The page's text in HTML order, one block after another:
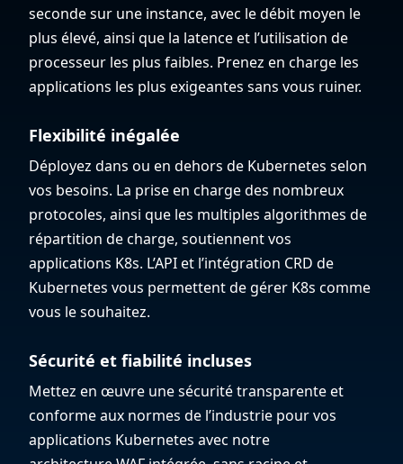
seconde sur une instance, avec le débit moyen le
plus élevé, ainsi que la latence et l’utilisation de
processeur les plus faibles. Prenez en charge les
applications les plus exigeantes sans vous ruiner.
Flexibilité inégalée
Déployez dans ou en dehors de Kubernetes selon
vos besoins. La prise en charge des nombreux
protocoles, ainsi que les multiples algorithmes de
répartition de charge, soutiennent vos
applications K8s. L’API et l’intégration CRD de
Kubernetes vous permettent de gérer K8s comme
vous le souhaitez.
Sécurité et fiabilité incluses
Mettez en œuvre une sécurité transparente et
conforme aux normes de l’industrie pour vos
applications Kubernetes avec notre